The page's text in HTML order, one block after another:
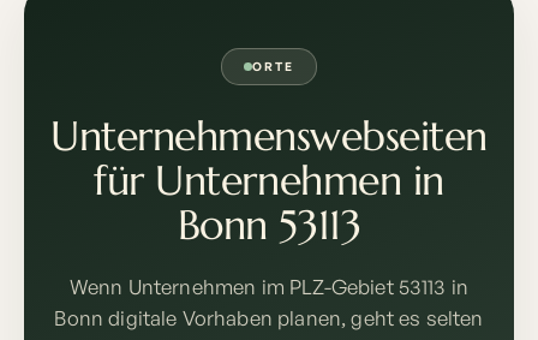
ORTE
Unternehmenswebseiten
für Unternehmen in
Bonn 53113
Wenn Unternehmen im PLZ-Gebiet 53113 in
Bonn digitale Vorhaben planen, geht es selten